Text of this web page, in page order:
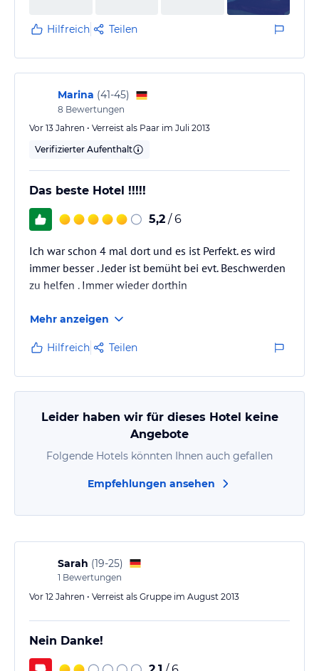
wir buchen. Mag sein das es auch für diese Geld
bessere gibt- zb. unser…
Hilfreich Teilen
Marina (41-45)
8 Bewertungen
Vor 13 Jahren • Verreist als Paar im Juli 2013
Verifizierter Aufenthalt
Das beste Hotel !!!!!
5,2 / 6
Ich war schon 4 mal dort und es ist Perfekt. es wird
immer besser . Jeder ist bemüht bei evt. Beschwerden
zu helfen . Immer wieder dorthin
Mehr anzeigen
Hilfreich Teilen
Leider haben wir für dieses Hotel keine
Angebote
Folgende Hotels könnten Ihnen auch gefallen
Empfehlungen ansehen
Sarah (19-25)
1 Bewertungen
Vor 12 Jahren • Verreist als Gruppe im August 2013
Nein Danke!